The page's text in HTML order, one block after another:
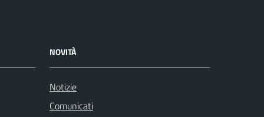
NOVITÀ
Notizie
Comunicati